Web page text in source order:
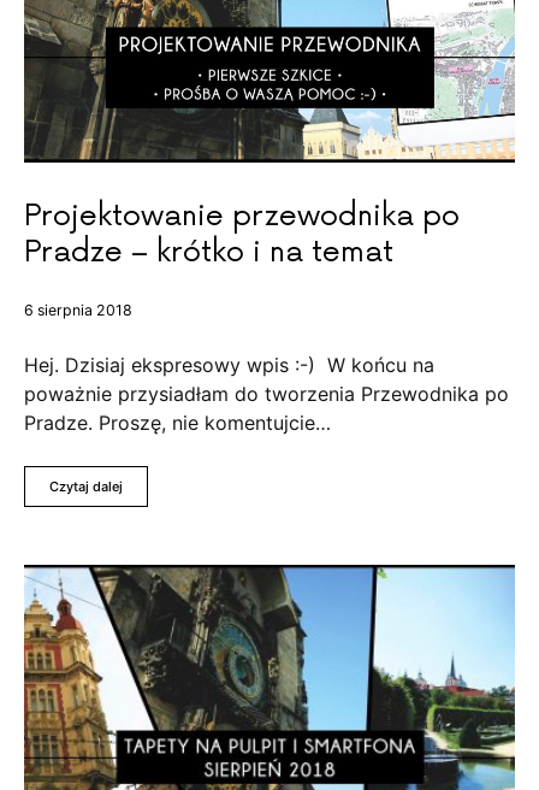
Projektowanie przewodnika po
Pradze – krótko i na temat
6 sierpnia 2018
Hej. Dzisiaj ekspresowy wpis :-) W końcu na
poważnie przysiadłam do tworzenia Przewodnika po
Pradze. Proszę, nie komentujcie…
Czytaj dalej